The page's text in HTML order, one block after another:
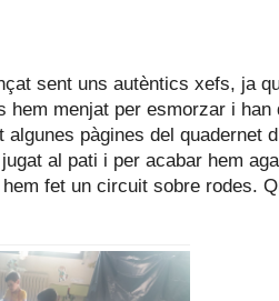
sent uns autèntics xefs, ja
hem menjat per esmorzar i han
pàgines del quadernet
al pati i per acabar hem
fet un circuit sobre rodes.